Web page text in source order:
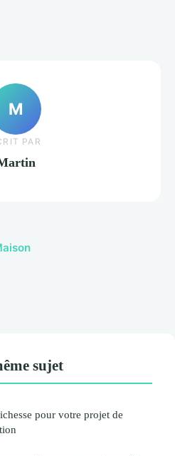
M
PAR
sujet
pour votre projet de